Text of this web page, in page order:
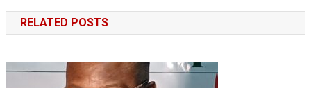
de
l’article
RELATED POSTS